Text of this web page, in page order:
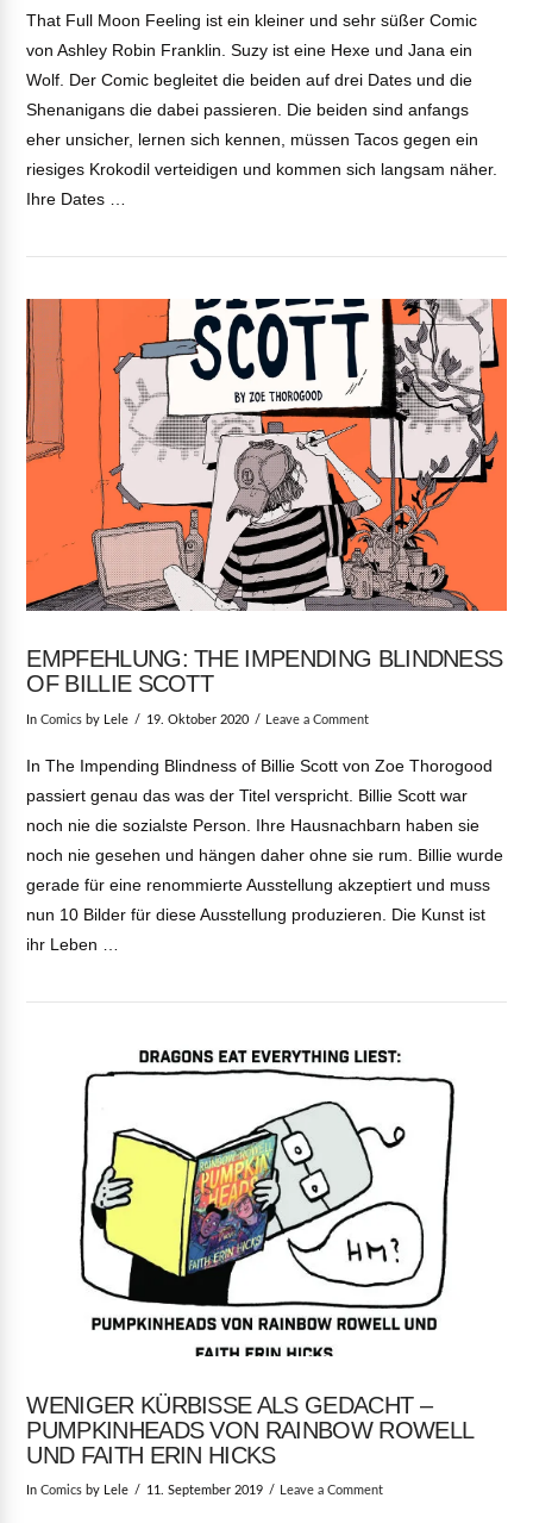
VIEW POST
That Full Moon Feeling ist ein kleiner und sehr süßer Comic
von Ashley Robin Franklin. Suzy ist eine Hexe und Jana ein
Wolf. Der Comic begleitet die beiden auf drei Dates und die
Shenanigans die dabei passieren. Die beiden sind anfangs
eher unsicher, lernen sich kennen, müssen Tacos gegen ein
riesiges Krokodil verteidigen und kommen sich langsam näher.
Ihre Dates …
VIEW POST
EMPFEHLUNG: THE IMPENDING BLINDNESS
OF BILLIE SCOTT
InComics by Lele 19. Oktober 2020 Leave a Comment
In The Impending Blindness of Billie Scott von Zoe Thorogood
passiert genau das was der Titel verspricht. Billie Scott war
noch nie die sozialste Person. Ihre Hausnachbarn haben sie
noch nie gesehen und hängen daher ohne sie rum. Billie wurde
gerade für eine renommierte Ausstellung akzeptiert und muss
nun 10 Bilder für diese Ausstellung produzieren. Die Kunst ist
ihr Leben …
WENIGER KÜRBISSE ALS GEDACHT –
PUMPKINHEADS VON RAINBOW ROWELL
UND FAITH ERIN HICKS
InComics by Lele 11. September 2019 Leave a Comment